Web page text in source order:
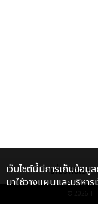
เกี่ยวกับเรา
© 2026
เว็บไซต์นี้มีการเก็บข้อ
มาใช้วางแผนและบริหาร